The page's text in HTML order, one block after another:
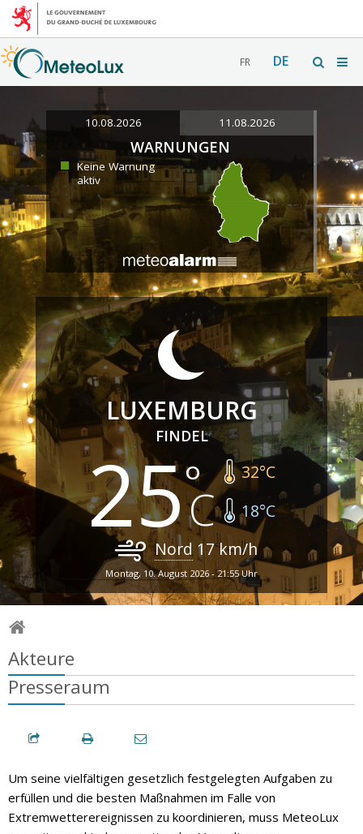
FR DE
10.08.2026 11.08.2026
WARNUNGEN
Keine Warnung
aktiv
LUXEMBURG
FINDEL
25 32°C
18°C
Nord 17km/h
Montag, 10. August 2026 - 21:55 Uhr
Akteure
Presseraum
Um seine vielfältigen gesetzlich festgelegten Aufgaben zu
erfüllen und die besten Maßnahmen im Falle von
Extremwetterereignissen zu koordinieren, muss MeteoLux